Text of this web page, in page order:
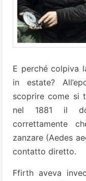
E perché colpiva
in estate?
scoprire come si
nel 1881 il
correttamente
zanzare (Aedes
contatto diretto.
Ffirth aveva